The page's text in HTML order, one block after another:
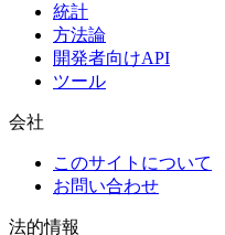
統計
方法論
開発者向けAPI
ツール
会社
このサイトについて
お問い合わせ
法的情報